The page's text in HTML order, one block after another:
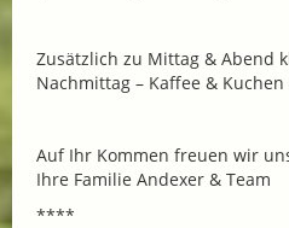
Zusätzlich zu Mittag & Abend
Nachmittag – Kaffee &
Auf Ihr Kommen freuen wir
Ihre Familie Andexer & Team
****